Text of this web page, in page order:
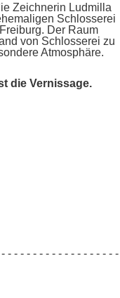
Zeichnerin Ludmilla
Schlosserei
Der Raum
von Schlosserei zu
Atmosphäre.
die Vernissage.
- - - - - - - - - - - - - - - - - -